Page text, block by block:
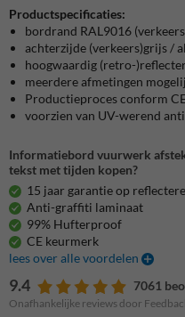
Productspecificaties:
bordrand RAL9016
achterzijde (verkeers)grijs /
hoogwaardig (retro-
meerdere afmetingen
Productieproces conform
voorzien van UV-werend
Informatiebord vuurwerk
tekst met tijden kopen?
15 jaar garantie op
Anti-graffiti laminaat
99% Hufterproof
CE keurmerk
lees over alle voordelen
9.4 7061
Onafhankelijke reviews door